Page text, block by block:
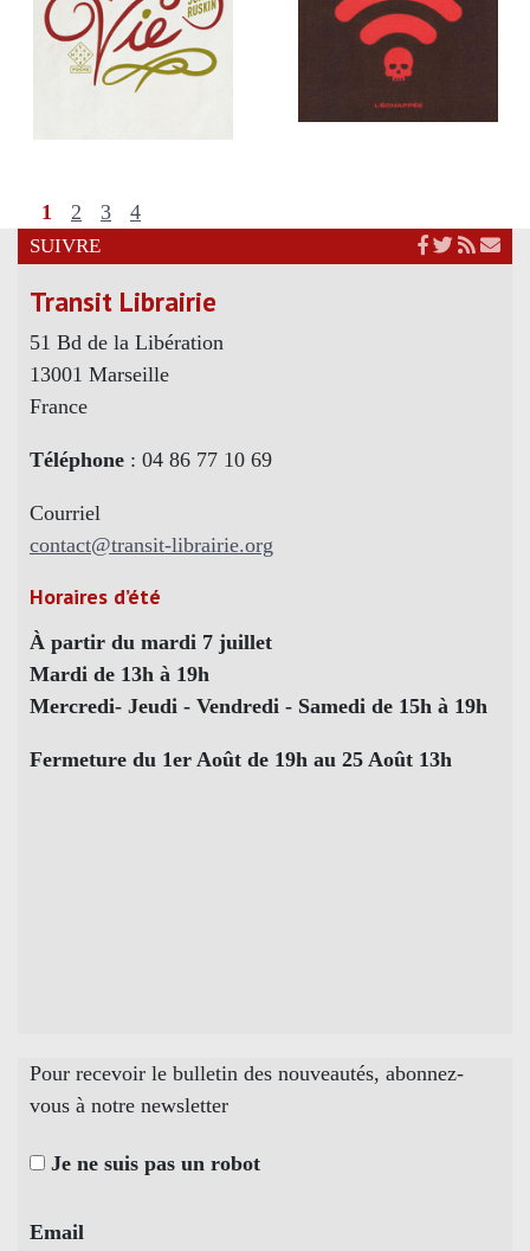
1 2 3 4
SUIVRE
Transit Librairie
51 Bd de la Libération
13001 Marseille
France
Téléphone : 04 86 77 10 69
Courriel
contact@transit-librairie.org
Horaires d’été
À partir du mardi 7 juillet
Mardi de 13h à 19h
Mercredi- Jeudi - Vendredi - Samedi de 15h à 19h
Fermeture du 1er Août de 19h au 25 Août 13h
Pour recevoir le bulletin des nouveautés, abonnez-
vous à notre newsletter
Je ne suis pas un robot
Email